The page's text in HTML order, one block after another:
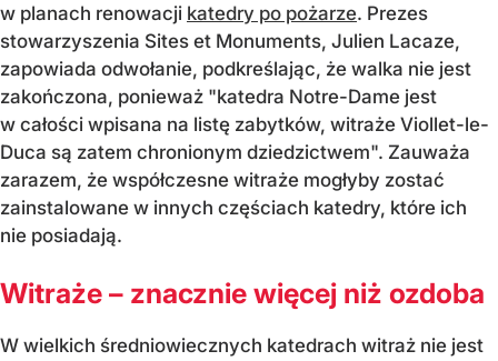
w planach renowacji katedry po pożarze. Prezes
stowarzyszenia Sites et Monuments, Julien Lacaze,
zapowiada odwołanie, podkreślając, że walka nie jest
zakończona, ponieważ "katedra Notre-Dame jest
w całości wpisana na listę zabytków, witraże Viollet-le-
Duca są zatem chronionym dziedzictwem". Zauważa
zarazem, że współczesne witraże mogłyby zostać
zainstalowane w innych częściach katedry, które ich
nie posiadają.
Witraże – znacznie więcej niż ozdoba
W wielkich średniowiecznych katedrach witraż nie jest